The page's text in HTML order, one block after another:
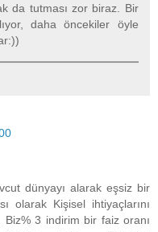
da tutması zor biraz. Bir
daha öncekiler öyle
dünyayı alarak eşsiz bir
olarak Kişisel ihtiyaçlarını
Biz% 3 indirim bir faiz oranı